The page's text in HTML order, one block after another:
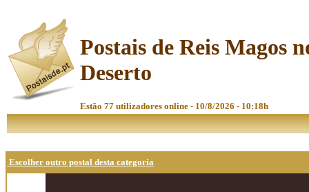
Postais de Reis Magos
Deserto
Estão 77 utilizadores online - 10/8/2026 - 10:18h
Escolher outro postal desta categoria